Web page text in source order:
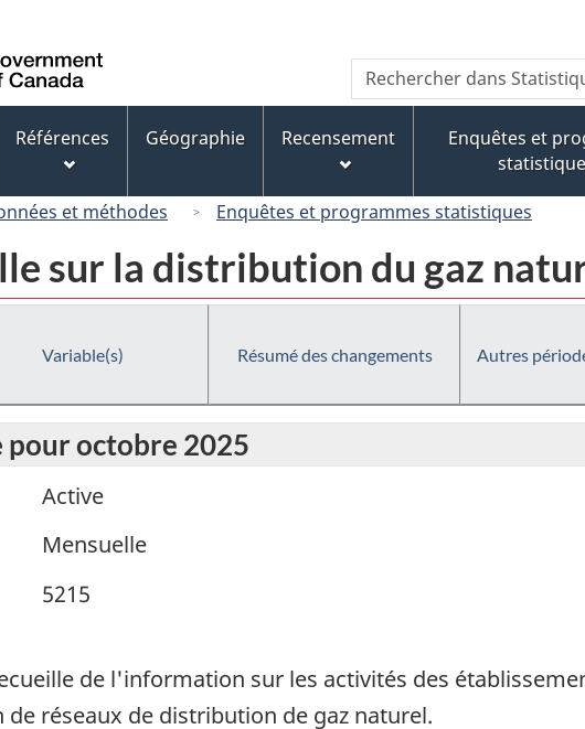
au
contenu
principal
« À
propos
de
ce
version
HTML
simplifiée
Canada
Recherche
Rechercher
dans
Canada
Références Géographie Recensement
Enquêtes et
et méthodes Enquêtes et programmes statistiques
sur la distribution du gaz
Variable(s) Résumé des changements Autres
octobre 2025
Active
Mensuelle
5215
de l'information sur les activités des
réseaux de distribution de gaz naturel.